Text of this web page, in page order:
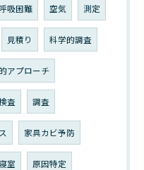
吸困難 空気 測定
見積り 科学的調査
アプローチ
査 調査
家具カビ予防
室 原因特定